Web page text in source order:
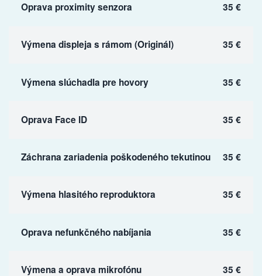
Oprava proximity senzora 35 €
Výmena displeja s rámom (Originál) 35 €
Výmena slúchadla pre hovory 35 €
Oprava Face ID 35 €
Záchrana zariadenia poškodeného tekutinou 35 €
Výmena hlasitého reproduktora 35 €
Oprava nefunkčného nabíjania 35 €
Výmena a oprava mikrofónu 35 €